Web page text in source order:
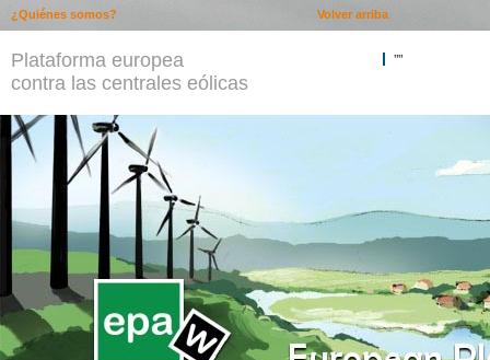
Plataforma europea
contra las centrales eólicas
""
Volver arriba
¿Quiénes somos?